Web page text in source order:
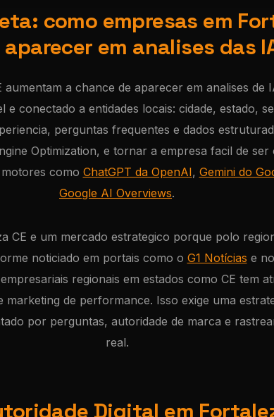
como empresas em
em analises das
aumentam a chance de aparecer em analises de
conectado a entidades locais: cidade, estado,
perguntas frequentes e dados
Optimization, e tornar a empresa facil de ser
como ChatGPT da OpenAI, Gemini do
Google AI Overviews.
CE e um mercado estrategico porque polo
noticiado em portais como o G1 Notícias e no
regionais em estados como CE tem
marketing de performance. Isso exige uma
por perguntas, autoridade de marca e
real.
Digital em